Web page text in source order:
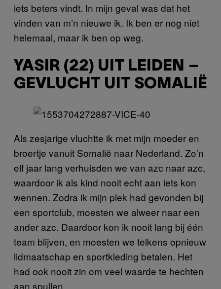
iets beters vindt. In mijn geval was dat het
vinden van m’n nieuwe ik. Ik ben er nog niet
helemaal, maar ik ben op weg.
YASIR (22) UIT LEIDEN –
GEVLUCHT UIT SOMALIË
Als zesjarige vluchtte ik met mijn moeder en
broertje vanuit Somalië naar Nederland. Zo’n
elf jaar lang verhuisden we van azc naar azc,
waardoor ik als kind nooit echt aan iets kon
wennen. Zodra ik mijn plek had gevonden bij
een sportclub, moesten we alweer naar een
ander azc. Daardoor kon ik nooit lang bij één
team blijven, en moesten we telkens opnieuw
lidmaatschap en sportkleding betalen. Het
had ook nooit zin om veel waarde te hechten
aan spullen.